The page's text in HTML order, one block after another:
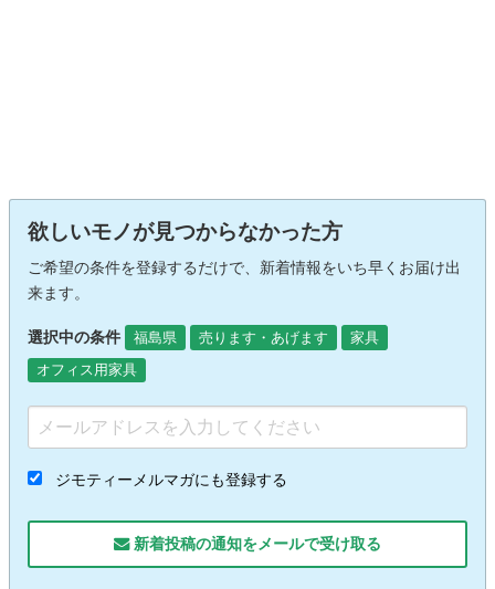
欲しいモノが見つからなかった方
ご希望の条件を登録するだけで、新着情報をいち早くお届け出
来ます。
選択中の条件 福島県 売ります・あげます
家具
オフィス用家具
ジモティーメルマガにも登録する
新着投稿の通知をメールで受け取る